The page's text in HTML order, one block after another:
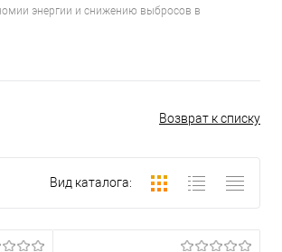
энергии и снижению выбросов в
Возврат к списку
Вид каталога: